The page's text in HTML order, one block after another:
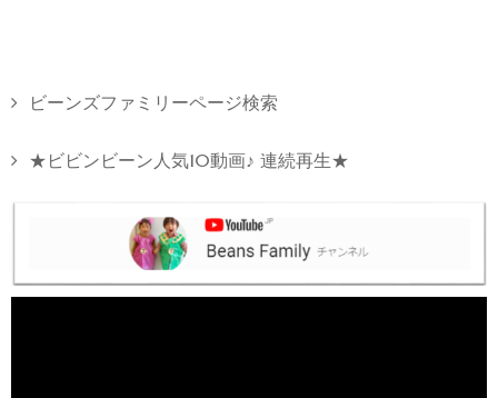
ビーンズファミリーページ検索
★ビビンビーン人気10動画♪ 連続再生★